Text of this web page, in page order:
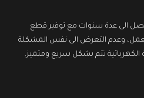
تصل الى عدة سنوات مع توفير قطع
وعدم التعرض الى نفس المشكلة
الكهربائية تتم بشكل سريع ومتميز.